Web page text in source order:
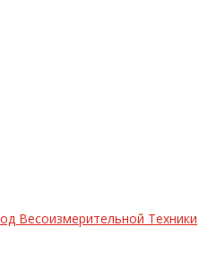
Весоизмерительной Техники